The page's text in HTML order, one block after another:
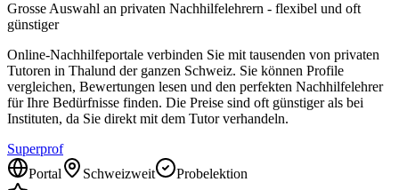
Grosse Auswahl an privaten Nachhilfelehrern - flexibel und oft
günstiger
Online-Nachhilfeportale verbinden Sie mit tausenden von privaten
Tutoren in Thalund der ganzen Schweiz. Sie können Profile
vergleichen, Bewertungen lesen und den perfekten Nachhilfelehrer
für Ihre Bedürfnisse finden. Die Preise sind oft günstiger als bei
Instituten, da Sie direkt mit dem Tutor verhandeln.
Superprof
Portal
Schweizweit
Probelektion